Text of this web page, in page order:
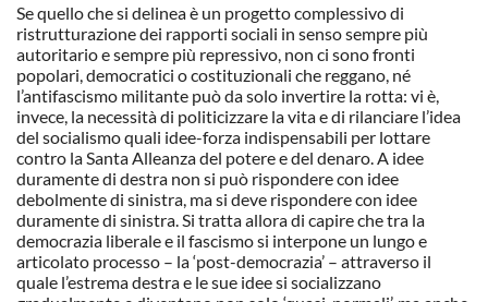
Se quello che si delinea è un progetto complessivo di
ristrutturazione dei rapporti sociali in senso sempre più
autoritario e sempre più repressivo, non ci sono fronti
popolari, democratici o costituzionali che reggano, né
l’antifascismo militante può da solo invertire la rotta: vi è,
invece, la necessità di politicizzare la vita e di rilanciare l’idea
del socialismo quali idee-forza indispensabili per lottare
contro la Santa Alleanza del potere e del denaro. A idee
duramente di destra non si può rispondere con idee
debolmente di sinistra, ma si deve rispondere con idee
duramente di sinistra. Si tratta allora di capire che tra la
democrazia liberale e il fascismo si interpone un lungo e
articolato processo – la ‘post-democrazia’ – attraverso il
quale l’estrema destra e le sue idee si socializzano